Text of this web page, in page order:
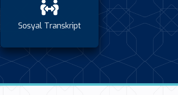
Sosyal Transkript